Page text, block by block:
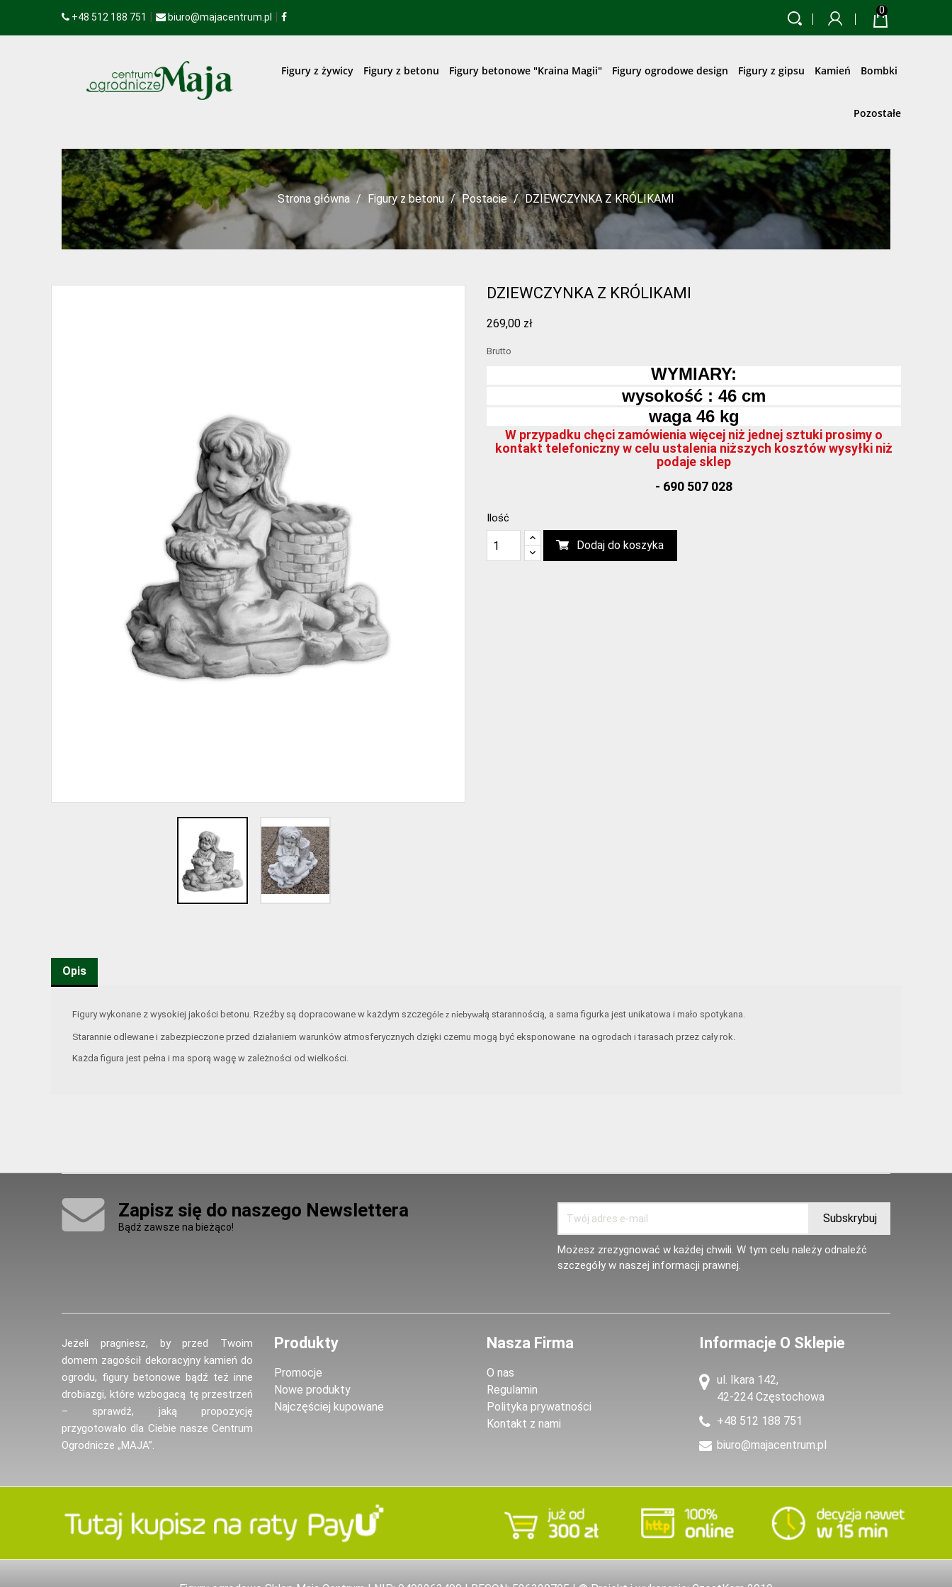
+48 512 188 751 | biuro@majacentrum.pl | 0
Figury z żywicy Figury z betonu Figury betonowe "Kraina Magii" Figury ogrodowe design Figury z gipsu Kamień Bombki
Pozostałe
Strona główna Figury z betonu Postacie DZIEWCZYNKA Z KRÓLIKAMI
DZIEWCZYNKA Z KRÓLIKAMI
269,00 zł
Brutto
WYMIARY:
wysokość : 46 cm
waga 46 kg
W przypadku chęci zamówienia więcej niż jednej sztuki prosimy o
kontakt telefoniczny w celu ustalenia niższych kosztów wysyłki niż
podaje sklep
- 690 507 028
Ilość
Dodaj do koszyka
Opis
Figury wykonane z wysokiej jakości betonu. Rzeźby są dopracowane w każdym szczególe z niebywałą starannością, a sama figurka jest unikatowa i mało spotykana.
Starannie odlewane i zabezpieczone przed działaniem warunków atmosferycznych dzięki czemu mogą być eksponowane na ogrodach i tarasach przez cały rok.
Każda figura jest pełna i ma sporą wagę w zależności od wielkości.
Zapisz się do naszego Newslettera
Bądź zawsze na bieżąco!
Możesz zrezygnować w każdej chwili. W tym celu należy odnaleźć
szczegóły w naszej informacji prawnej.
Jeżeli pragniesz, by przed Twoim
domem zagościł dekoracyjny kamień do
ogrodu, figury betonowe bądź też inne
drobiazgi, które wzbogacą tę przestrzeń
– sprawdź, jaką propozycję
przygotowało dla Ciebie nasze Centrum
Ogrodnicze „MAJA”.
Produkty
Promocje
Nowe produkty
Najczęściej kupowane
Nasza Firma
O nas
Regulamin
Polityka prywatności
Kontakt z nami
Informacje O Sklepie
ul. Ikara 142,
42-224 Częstochowa
+48 512 188 751
biuro@majacentrum.pl